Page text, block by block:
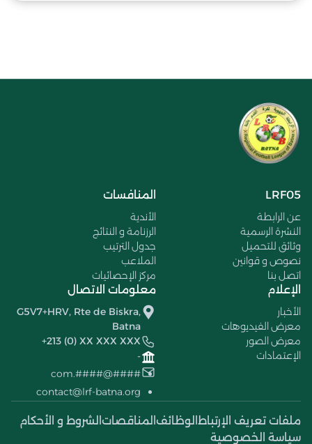
LRF05
عن الرابطة
النشرة الرسمية
وثائق للتحميل
نصوص و قوانين
اتصل بنا
المنافسات
الأندية
الرزنامة و النتائج
جدول الترتيب
الملاعب
مركز الإحصائيات
الإعلام
الأخبار
معرض الفيديوهات
معرض الصور
الإعتمادات
معلومات الاتصال
G5V7+HRV, Rte de Biskra,
Batna
+213 (0) XX XXX XXX
-
####@####.com
contact@lrf-batna.org
ملفات تعريف الإرتباط الوظائف المناقصات الشروط و الأحكام
سياسة الخصوصية